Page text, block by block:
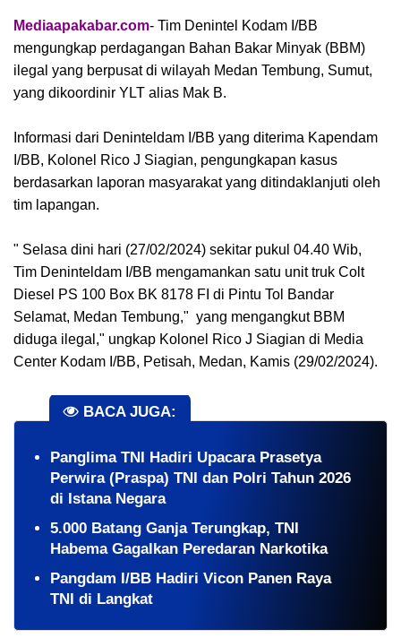
Mediaapakabar.com- Tim Denintel Kodam I/BB
mengungkap perdagangan Bahan Bakar Minyak (BBM)
ilegal yang berpusat di wilayah Medan Tembung, Sumut,
yang dikoordinir YLT alias Mak B.
Informasi dari Deninteldam I/BB yang diterima Kapendam
I/BB, Kolonel Rico J Siagian, pengungkapan kasus
berdasarkan laporan masyarakat yang ditindaklanjuti oleh
tim lapangan.
" Selasa dini hari (27/02/2024) sekitar pukul 04.40 Wib,
Tim Deninteldam I/BB mengamankan satu unit truk Colt
Diesel PS 100 Box BK 8178 FI di Pintu Tol Bandar
Selamat, Medan Tembung," yang mengangkut BBM
diduga ilegal," ungkap Kolonel Rico J Siagian di Media
Center Kodam I/BB, Petisah, Medan, Kamis (29/02/2024).
BACA JUGA:
Panglima TNI Hadiri Upacara Prasetya
Perwira (Praspa) TNI dan Polri Tahun 2026
di Istana Negara
5.000 Batang Ganja Terungkap, TNI
Habema Gagalkan Peredaran Narkotika
Pangdam I/BB Hadiri Vicon Panen Raya
TNI di Langkat